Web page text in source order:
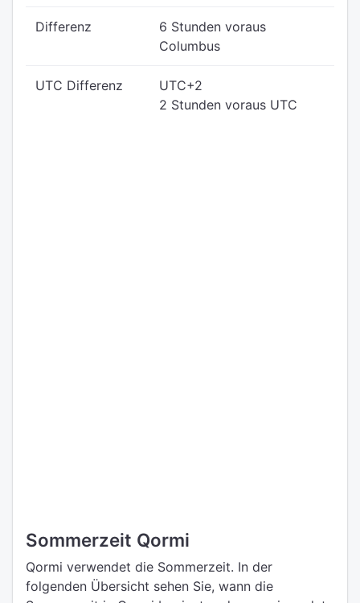
Differenz
6 Stunden voraus
Columbus
UTC Differenz
UTC+2
2 Stunden voraus UTC
Sommerzeit Qormi
Qormi verwendet die Sommerzeit. In der
folgenden Übersicht sehen Sie, wann die